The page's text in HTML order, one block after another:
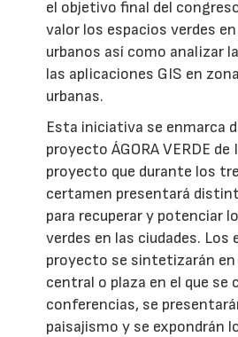
el objetivo final del
valor los espacios verdes
urbanos así como analizar
las aplicaciones GIS en
urbanas.
Esta iniciativa se enmarca
proyecto ÁGORA VERDE de
proyecto que durante los
certamen presentará
para recuperar y potenciar
verdes en las ciudades. Los
proyecto se sintetizarán en
central o plaza en el que se
conferencias, se
paisajismo y se expondrán